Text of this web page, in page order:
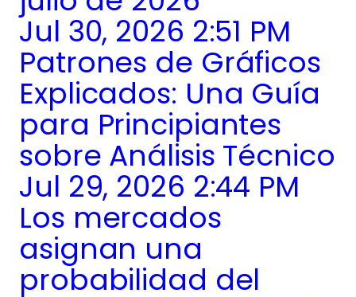
Jul 30, 2026 2:51 PM
Patrones de Gráficos
Explicados: Una Guía
para Principiantes
sobre Análisis Técnico
Jul 29, 2026 2:44 PM
Los mercados
asignan una
probabilidad del